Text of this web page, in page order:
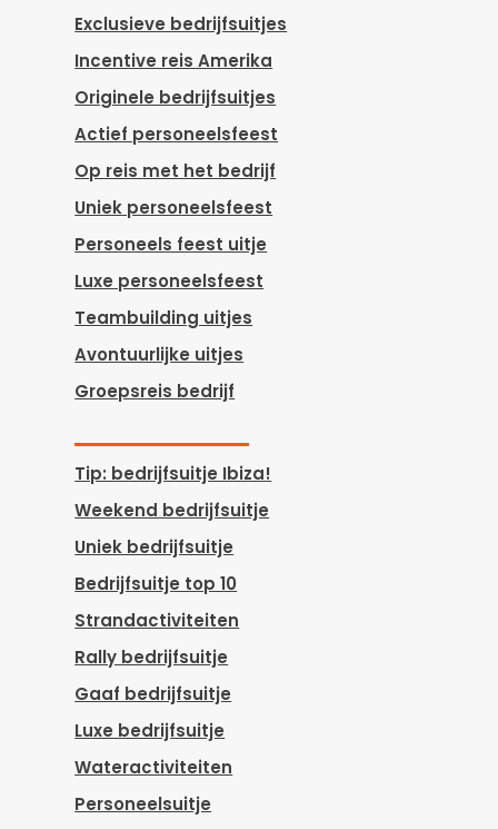
Exclusieve bedrijfsuitjes
Incentive reis Amerika
Originele bedrijfsuitjes
Actief personeelsfeest
Op reis met het bedrijf
Uniek personeelsfeest
Personeels feest uitje
Luxe personeelsfeest
Teambuilding uitjes
Avontuurlijke uitjes
Groepsreis bedrijf
Tip: bedrijfsuitje Ibiza!
Weekend bedrijfsuitje
Uniek bedrijfsuitje
Bedrijfsuitje top 10
Strandactiviteiten
Rally bedrijfsuitje
Gaaf bedrijfsuitje
Luxe bedrijfsuitje
Wateractiviteiten
Personeelsuitje